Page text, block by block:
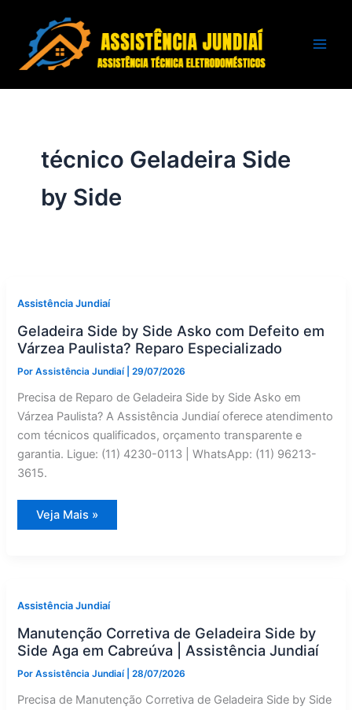
conteúdo
técnico Geladeira Side
by Side
Assistência Jundiaí
Geladeira Side by Side Asko com Defeito em
Várzea Paulista? Reparo Especializado
PorAssistência Jundiaí |29/07/2026
Precisa de Reparo de Geladeira Side by Side Asko em
Várzea Paulista? A Assistência Jundiaí oferece atendimento
com técnicos qualificados, orçamento transparente e
garantia. Ligue: (11) 4230-0113 | WhatsApp: (11) 96213-
3615.
Geladeira
Side
Várzea
Paulista?
Especializado
Veja Mais »
Assistência Jundiaí
Manutenção Corretiva de Geladeira Side by
Side Aga em Cabreúva | Assistência Jundiaí
PorAssistência Jundiaí |28/07/2026
Precisa de Manutenção Corretiva de Geladeira Side by Side